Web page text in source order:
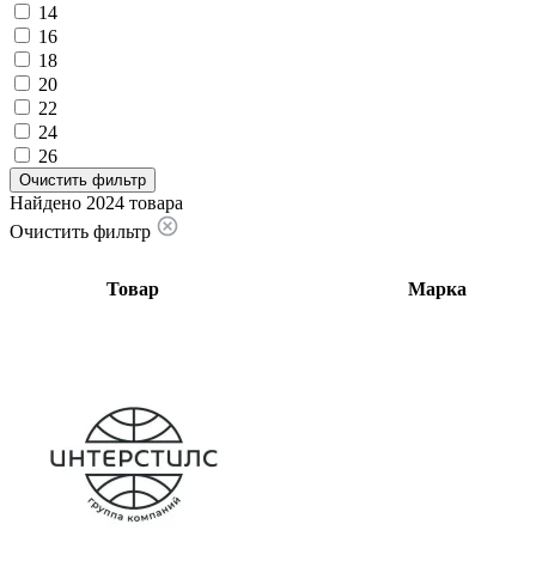
14
16
18
20
22
24
26
Очистить фильтр
Найдено 2024 товара
Очистить фильтр
Товар Марка